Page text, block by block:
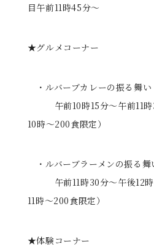
目午前11時45分～
★グルメコーナー
・ルバーブカレーの振る舞い
午前10時15分～午前11時
10時～200食限定）
・ルバーブラーメンの振る舞
午前11時30分～午後12時
11時～200食限定）
★体験コーナー